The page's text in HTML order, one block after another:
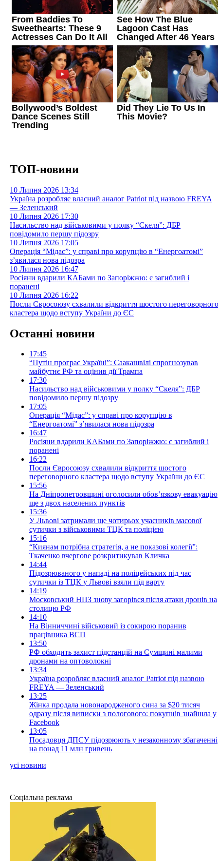
ТОП-новини
10 Липня 2026 13:34
Україна розробляє власний аналог Patriot під назвою FREYA
— Зеленський
10 Липня 2026 17:30
Насильство над військовими у полку “Скеля”: ДБР
повідомило першу підозру
10 Липня 2026 17:05
Операція “Мідас”: у справі про корупцію в “Енергоатомі”
з’явилася нова підозра
10 Липня 2026 16:47
Росіяни вдарили КАБами по Запоріжжю: є загиблий і
поранені
10 Липня 2026 16:22
Посли Євросоюзу схвалили відкриття шостого переговорного
кластера щодо вступу України до ЄС
Останні новини
17:45
“Путін програє Україні”: Саакашвілі спрогнозував
майбутнє РФ та оцінив дії Трампа
17:30
Насильство над військовими у полку “Скеля”: ДБР
повідомило першу підозру
17:05
Операція “Мідас”: у справі про корупцію в
“Енергоатомі” з’явилася нова підозра
16:47
Росіяни вдарили КАБами по Запоріжжю: є загиблий і
поранені
16:22
Посли Євросоюзу схвалили відкриття шостого
переговорного кластера щодо вступу України до ЄС
15:56
На Дніпропетровщині оголосили обов’язкову евакуацію
ще з двох населених пунктів
15:36
У Львові затримали ще чотирьох учасників масової
сутички з військовими ТЦК та поліцією
15:16
“Киянам потрібна стратегія, а не показові колегії”:
Ткаченко вчергове розкритикував Кличка
14:44
Підозрюваного у нападі на поліцейських під час
сутички із ТЦК у Львові взяли під варту
14:19
Московський НПЗ знову загорівся після атаки дронів на
столицю РФ
14:10
На Вінниччині військовий із сокирою поранив
працівника ВСП
13:50
РФ обходить захист підстанцій на Сумщині малими
дронами на оптоволокні
13:34
Україна розробляє власний аналог Patriot під назвою
FREYA — Зеленський
13:25
Жінка продала новонародженого сина за $20 тисяч
одразу після виписки з пологового: покупців знайшла у
Facebook
13:05
Посадовця ДПСУ підозрюють у незаконному збагаченні
на понад 11 млн гривень
усі новини
Соціальна реклама